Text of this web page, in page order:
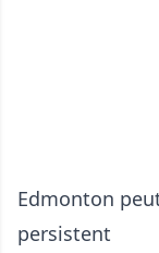
Edmonton
persistent